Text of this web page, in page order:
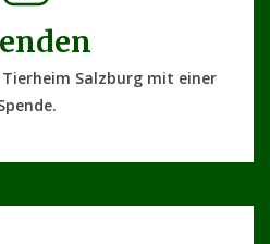
Salzburg mit einer